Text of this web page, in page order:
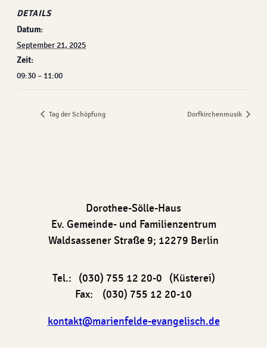
DETAILS
Datum:
September 21, 2025
Zeit:
09:30 – 11:00
Tag der Schöpfung Dorfkirchenmusik
Dorothee-Sölle-Haus
Ev. Gemeinde- und Familienzentrum
Waldsassener Straße 9; 12279 Berlin
Tel.: (030) 755 12 20-0 (Küsterei)
Fax: (030) 755 12 20-10
kontakt@marienfelde-evangelisch.de